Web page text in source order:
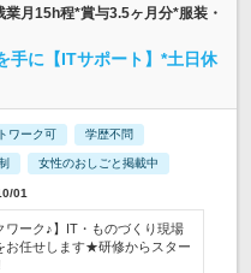
月15h程*賞与3.5ヶ月分*服装・
手に【ITサポート】*土日休
ワーク可 学歴不問
女性のおしごと掲載中
01
ワーク♪】IT・ものづくり現場
お任せします★研修からスター